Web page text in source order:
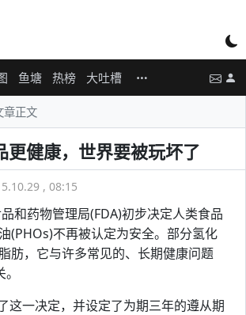
鱼塘 热榜 大吐槽
章正文
更健康，世界要被玩坏了
, 08:15
和药物管理局(FDA)初步决定人类食品
(PHOs)不再被认定为安全。部分氢化
肪，它与许多常见的、长期健康问题
这一决定，并设定了为期三年的遵从期